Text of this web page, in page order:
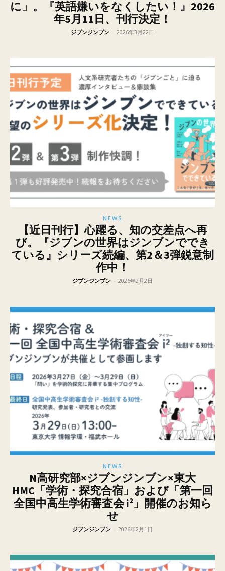
に」。『英語嫌いをなくしたい！』2026
年5月11日、刊行決定！
ジブンジンブン - 2026年3月22日
NEWS
【近日刊行】心躍る、知の交差点へ再
び。『ジブンの世界はジンブンででき
ている』シリーズ続編、第2＆3弾鋭意制
作中！
ジブンジンブン - 2026年2月2日
NEWS
N高研究部×ジブンジンブン×東大
HMC「学術・探究合宿」および「第一回
全国中高生学術審査会 i²」開催のお知ら
せ
ジブンジンブン - 2026年2月1日